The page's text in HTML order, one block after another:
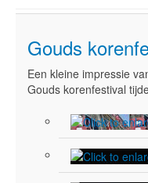
de
inGouds
Een kleine impressie
Gouds korenfestival